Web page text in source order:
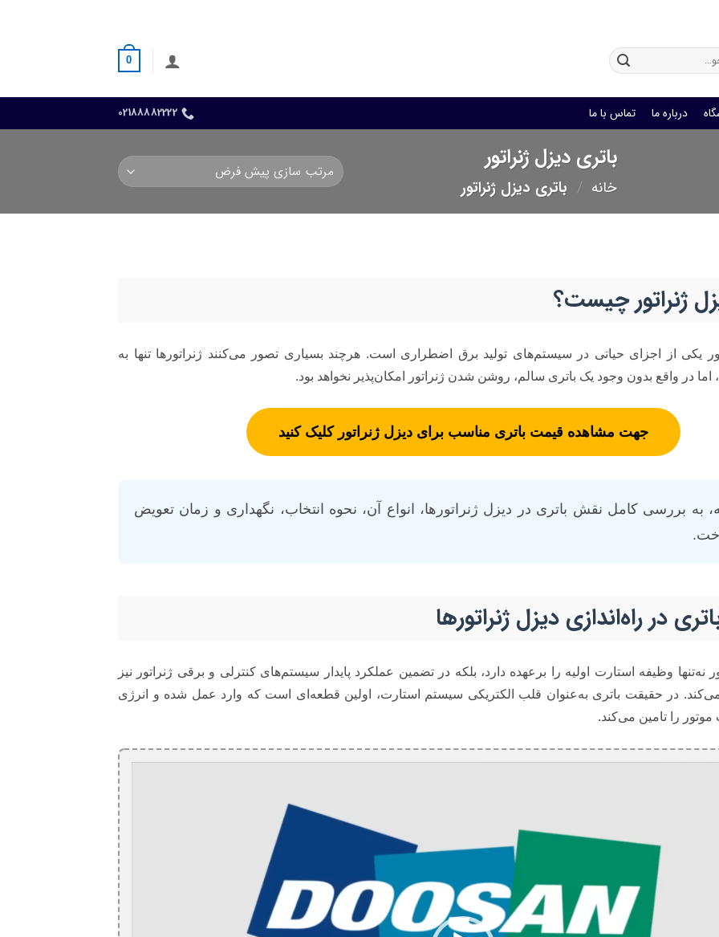
0
درباره ما تماس با ما 02188882222
باتری دیزل ژنراتور
خانه / باتری دیزل ژنراتور
ژنراتور چیست؟
یکی از اجزای حیاتی در سیستم‌های تولید برق اضطراری است. هرچند بسیاری تصور می‌کنند ژنراتورها تنها به
در واقع بدون وجود یک باتری سالم، روشن شدن ژنراتور امکان‌پذیر نخواهد بود.
جهت مشاهده قیمت باتری مناسب برای دیزل ژنراتور کلیک کنید
به بررسی کامل نقش باتری در دیزل ژنراتورها، انواع آن، نحوه انتخاب، نگهداری و زمان تعویض
در راه‌اندازی دیزل ژنراتورها
نه‌تنها وظیفه استارت اولیه را برعهده دارد، بلکه در تضمین عملکرد پایدار سیستم‌های کنترلی و برقی ژنراتور نیز
در حقیقت باتری به‌عنوان قلب الکتریکی سیستم استارت، اولین قطعه‌ای‌ است که وارد عمل شده و انرژی
موتور را تامین می‌کند.
ر
و